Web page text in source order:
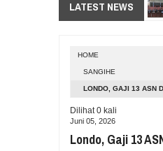
LATEST NEWS
HOME
SANGIHE
LONDO, GAJI 13 ASN
Dilihat0 kali
Juni 05, 2026
Londo, Gaji 13